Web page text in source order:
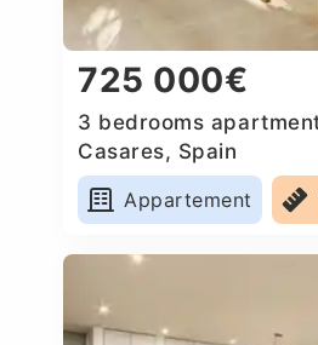
725 000€
3 bedrooms
Casares, Spain
Appartement